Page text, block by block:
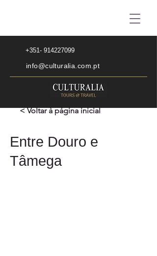
+351- 914227099
info@culturalia.com.pt
< Voltar à página inicial
Entre Douro e
Tâmega